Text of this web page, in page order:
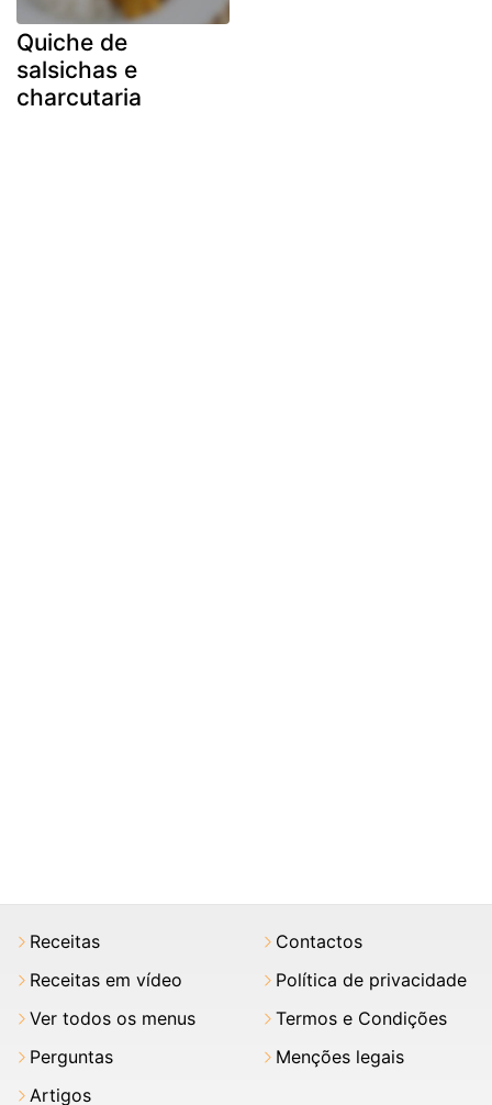
Quiche de
salsichas e
charcutaria
Receitas
Receitas em vídeo
Ver todos os menus
Perguntas
Artigos
Contactos
Política de privacidade
Termos e Condições
Menções legais